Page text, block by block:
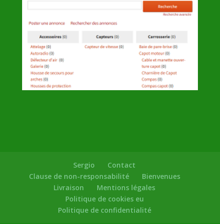
Sergio
Contact
Clause de non-responsabilité
Bienvenues
Livraison
Mentions légales
Politique de cookies eu
Politique de confidentialité